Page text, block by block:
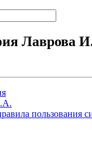
Лаврова
пользования